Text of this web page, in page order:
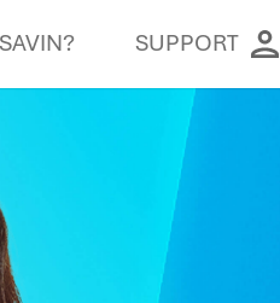
SUPPORT
Schließen